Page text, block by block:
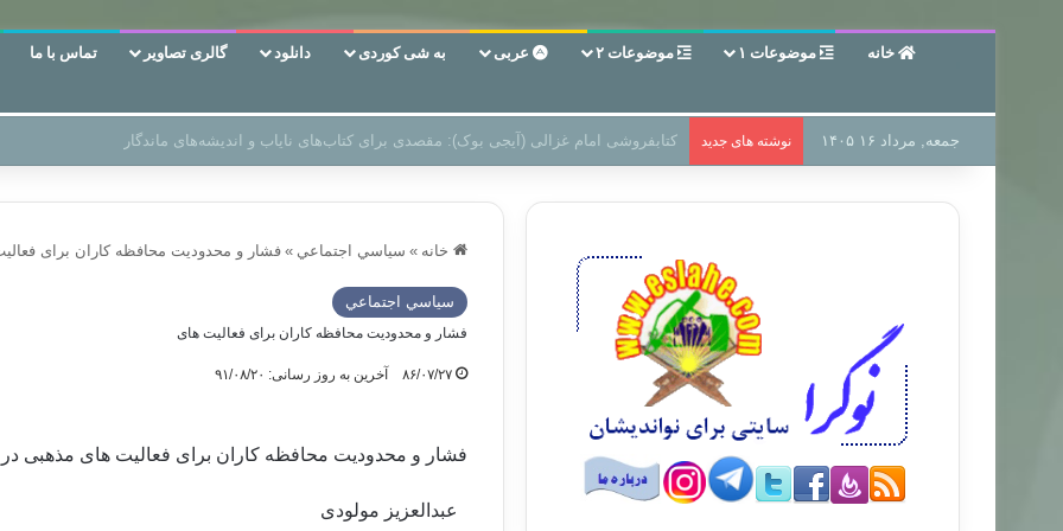
خانه موضوعات ۱ موضوعات ۲ عربی به شی کوردی دانلود گالری تصاویر تماس با ما
جمعه, مرداد ۱۶ ۱۴۰۵ نوشته های جدید سر دفتر فساد در زمین‌، دوری وکناره‌گیری از راه خداست‌!
خانه » سياسي اجتماعي » فشار و محدودیت محافظه کاران برای
سياسي اجتماعي
فشار و محدودیت محافظه کاران برای فعالیت های
۸۶/۰۷/۲۷ آخرین به روز رسانی: ۹۱/۰۸/۲۰
فشار و محدودیت محافظه کاران برای فعالیت های مذهبی
عبدالعزیز مولودی